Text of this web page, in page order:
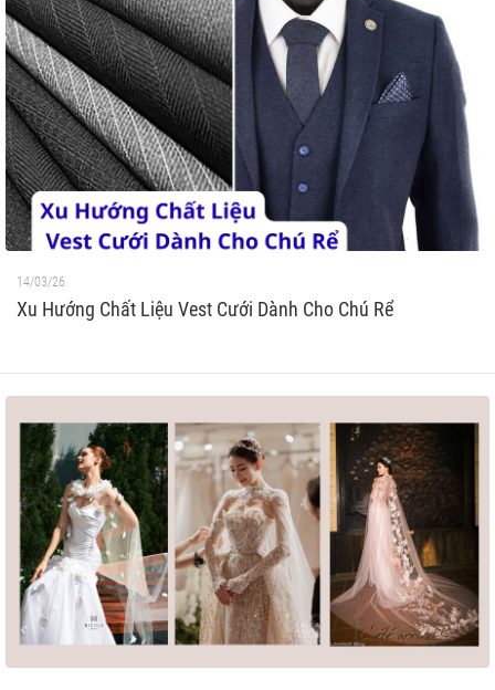
14/03/26
Xu Hướng Chất Liệu Vest Cưới Dành Cho Chú Rể